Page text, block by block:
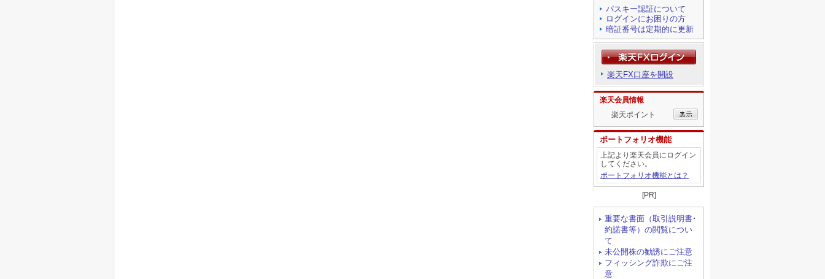
パスキー認証について
ログインにお困りの方
暗証番号は定期的に更新
楽天FX口座を開設
楽天会員情報
楽天ポイント
ポートフォリオ機能
上記より楽天会員にログイン
してください。
ポートフォリオ機能とは？
[PR]
重要な書面（取引説明書･
約諾書等）の閲覧につい
て
未公開株の勧誘にご注意
フィッシング詐欺にご注
意